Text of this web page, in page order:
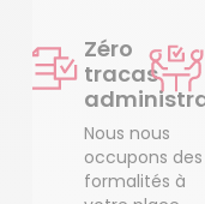
Zéro
tracas
Nous nous
occupons des
formalités à